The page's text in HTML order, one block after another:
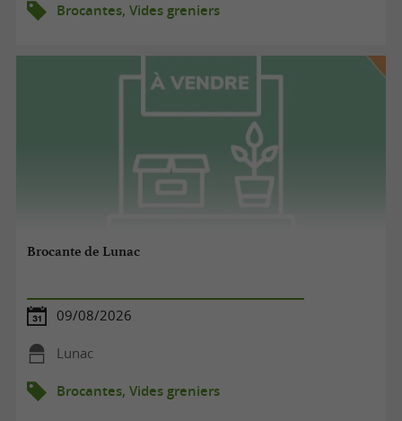
Brocantes, Vides greniers
Brocante de Lunac
09/08/2026
Lunac
Brocantes, Vides greniers